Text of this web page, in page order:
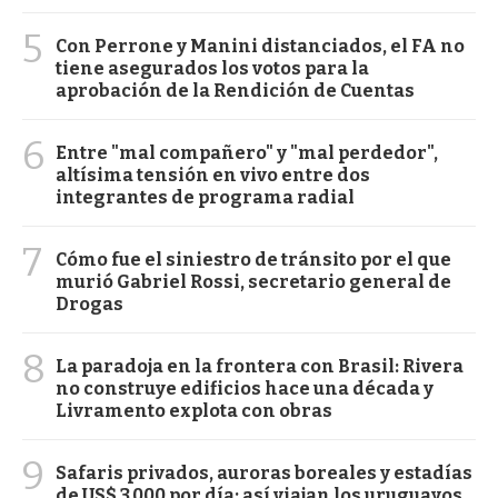
5
Con Perrone y Manini distanciados, el FA no
tiene asegurados los votos para la
aprobación de la Rendición de Cuentas
6
Entre "mal compañero" y "mal perdedor",
altísima tensión en vivo entre dos
integrantes de programa radial
7
Cómo fue el siniestro de tránsito por el que
murió Gabriel Rossi, secretario general de
Drogas
8
La paradoja en la frontera con Brasil: Rivera
no construye edificios hace una década y
Livramento explota con obras
9
Safaris privados, auroras boreales y estadías